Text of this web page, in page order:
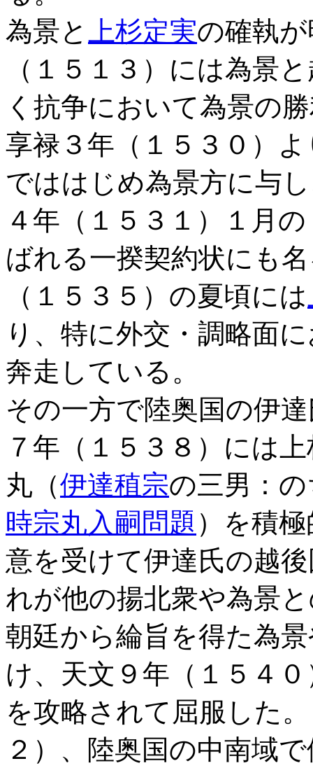
為景と
上杉定実の確執
（１５１３）には為景
く抗争において為景の
享禄３年（１５３０）
でははじめ為景方に与
４年（１５３１）１月の
ばれる一揆契約状にも
（１５３５）の夏頃には
り、特に外交・調略面
奔走している。
その一方で陸奥国の伊
７年（１５３８）には
丸（伊達稙宗の三男：
時宗丸入嗣問題 ）を積
意を受けて伊達氏の越
れが他の揚北衆や為景
朝廷から綸旨を得た為
け、天文９年（１５４
を攻略されて屈服した
２）、陸奥国の中南域